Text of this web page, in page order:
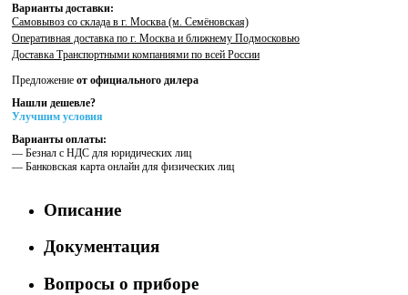
Варианты доставки:
Самовывоз со склада в г. Москва (м. Семёновская)
Оперативная доставка по г. Москва и ближнему Подмосковью
Доставка Транспортными компаниями по всей России
Предложение от официального дилера
Нашли дешевле?
Улучшим условия
Варианты оплаты:
— Безнал с НДС для юридических лиц
— Банковская карта онлайн для физических лиц
Описание
Документация
Вопросы о приборе